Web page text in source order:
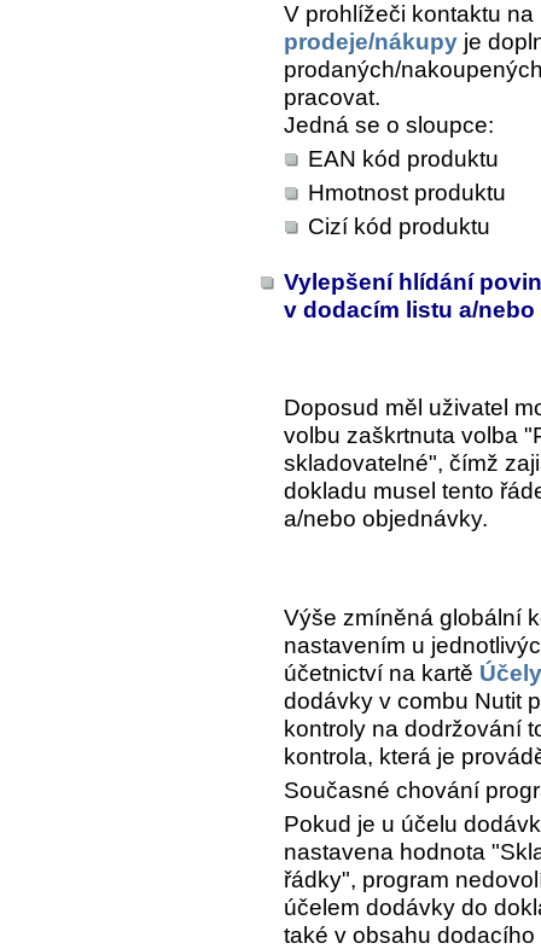
V prohlížeči kontaktu
prodeje/nákupy je
prodaných/
pracovat.
Jedná se o sloupce:
EAN kód produktu
Hmotnost produktu
Cizí kód produktu
Vylepšení hlídání
v dodacím listu a/
Doposud měl uživatel
volbu zaškrtnuta volba
skladovatelné", čímž
dokladu musel tento
a/nebo objednávky.
Výše zmíněná globální
nastavením u
účetnictví na kartě
dodávky v combu Nutit
kontroly na dodržování
kontrola, která je
Současné chování
Pokud je u účelu
nastavena hodnota
řádky", program
účelem dodávky do
také v obsahu